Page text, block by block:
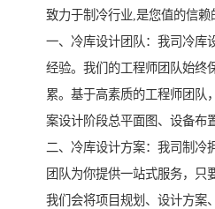
致力于制冷行业,是您值的信赖
一、冷库设计团队：我司冷库
经验。我们的工程师团队始终
累。基于高素质的工程师团队
案设计阶段总平面图、设备布
二、冷库设计方案：我司制冷
团队为你提供一站式服务，只
我们会将项目规划、设计方案